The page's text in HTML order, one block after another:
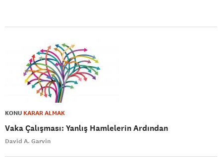
KONU KARAR ALMAK
Vaka Çalışması: Yanlış Hamlelerin Ardından
David A. Garvin